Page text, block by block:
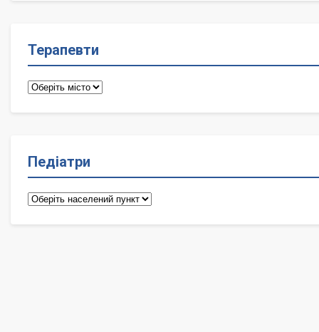
Терапевти
Терапевти
Педіатри
Педіатри